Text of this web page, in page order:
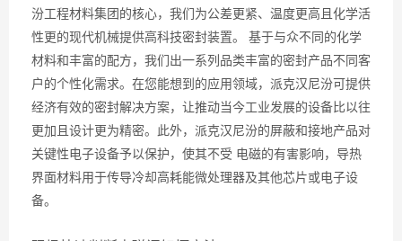
汾工程材料集团的核心，我们为公差更紧、温度更高且化学活
性更的现代机械提供高科技密封装置。 基于与众不同的化学
材料和丰富的配方，我们出一系列品类丰富的密封产品不同客
户的个性化需求。在您能想到的应用领域，派克汉尼汾可提供
经济有效的密封解决方案，让推动当今工业发展的设备比以往
更加且设计更为精密。此外，派克汉尼汾的屏蔽和接地产品对
关键性电子设备予以保护，使其不受 电磁的有害影响，导热
界面材料用于传导冷却高耗能微处理器及其他芯片或电子设
备。